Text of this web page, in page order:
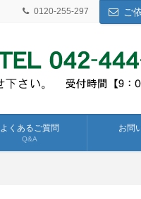
0120-255-297 ご
よくあるご質問
Q&A
お問